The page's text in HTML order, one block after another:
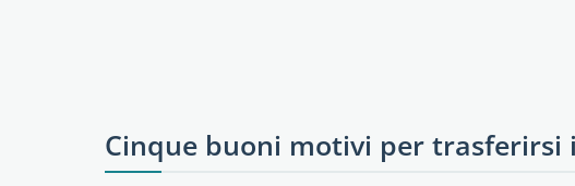
Cinque buoni motivi per trasferirsi